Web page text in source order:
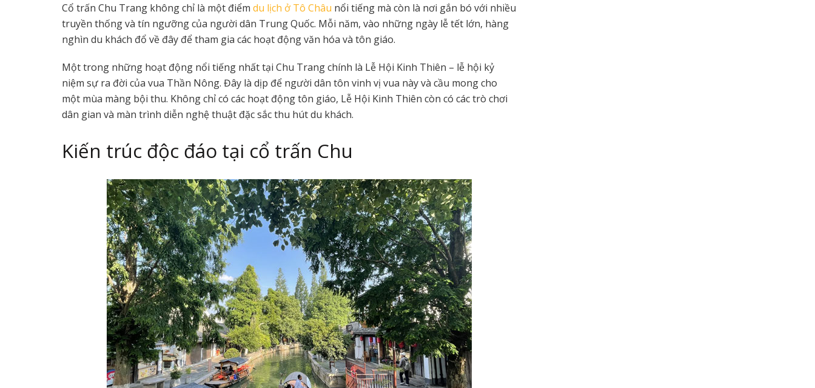
Cổ trấn Chu Trang không chỉ là một điểm du lịch ở Tô Châu nổi tiếng mà còn là nơi gắn bó với nhiều
truyền thống và tín ngưỡng của người dân Trung Quốc. Mỗi năm, vào những ngày lễ tết lớn, hàng
nghìn du khách đổ về đây để tham gia các hoạt động văn hóa và tôn giáo.
Một trong những hoạt động nổi tiếng nhất tại Chu Trang chính là Lễ Hội Kinh Thiên – lễ hội kỷ
niệm sự ra đời của vua Thần Nông. Đây là dịp để người dân tôn vinh vị vua này và cầu mong cho
một mùa màng bội thu. Không chỉ có các hoạt động tôn giáo, Lễ Hội Kinh Thiên còn có các trò chơi
dân gian và màn trình diễn nghệ thuật đặc sắc thu hút du khách.
Kiến trúc độc đáo tại cổ trấn Chu